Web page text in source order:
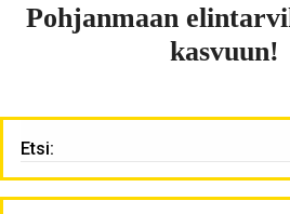
Pohjanmaan
kasvuun!